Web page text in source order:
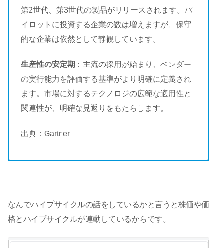
第2世代、第3世代の製品がリリースされます。パ
イロットに投資する企業の数は増えますが、保守
的な企業は依然として静観しています。
生産性の安定期 ：主流の採用が始まり、ベンダー
の実行能力を評価する基準がより明確に定義され
ます。市場に対するテクノロジの広範な適用性と
関連性が、明確な見返りをもたらします。
出典：Gartner
なんでハイプサイクルの話をしているかと言うと株価や価
格とハイプサイクルが連動しているからです。